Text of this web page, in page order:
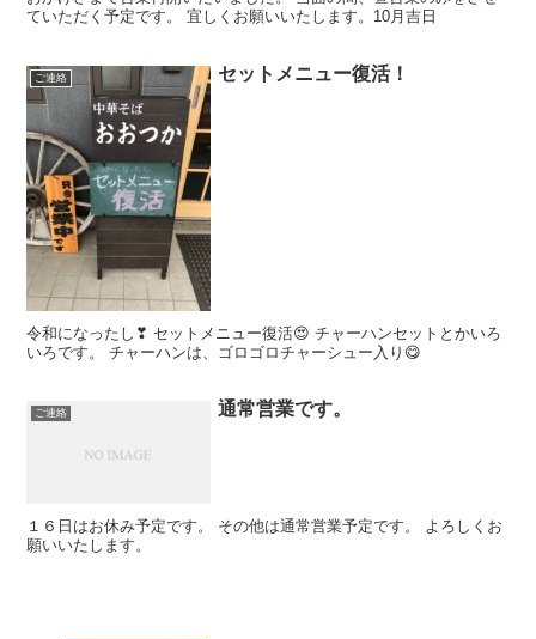
ていただく予定です。 宜しくお願いいたします。10月吉日
ご連絡 セットメニュー復活！
令和になったし❣ セットメニュー復活😍 チャーハンセットとかいろ
いろです。 チャーハンは、ゴロゴロチャーシュー入り😋
ご連絡 通常営業です。
１６日はお休み予定です。 その他は通常営業予定です。 よろしくお
願いいたします。